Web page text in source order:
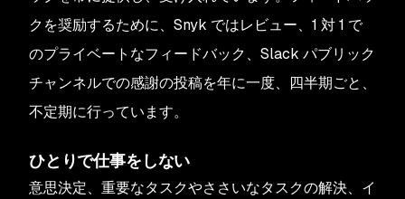
クを奨励するために、Snyk ではレビュー、1 対 1 で
のプライベートなフィードバック、Slack パブリック
チャンネルでの感謝の投稿を年に一度、四半期ごと、
不定期に行っています。
ひとりで仕事をしない
意思決定、重要なタスクやささいなタスクの解決、イ